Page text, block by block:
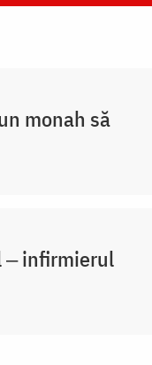
monah să
‒ infirmierul